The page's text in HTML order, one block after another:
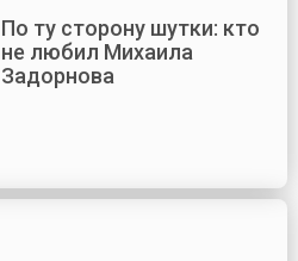
По ту сторону шутки: кто
не любил Михаила
Задорнова